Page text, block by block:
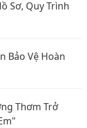
Sơ, Quy Trình
Bảo Vệ Hoàn
Thơm Trở